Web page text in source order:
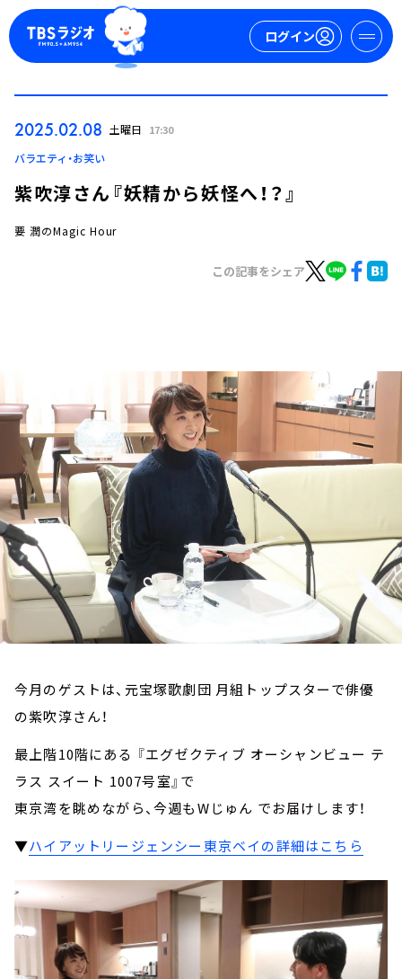
ログイン
ログイン
TBS Podcast
お知らせ
イベント・グッズ
YouTube
会社情報
2025.02.08 土曜日 17:30
バラエティ・お笑い
紫吹淳さん『妖精から妖怪へ！？』
要 潤のMagic Hour
この記事をシェア
今月のゲストは、元宝塚歌劇団 月組トップスターで俳優
の紫吹淳さん！
最上階10階にある 『エグゼクティブ オーシャンビュー テ
ラス スイート 1007号室』で
東京湾を眺めながら、今週もWじゅん でお届けします！
▼ハイアットリージェンシー東京ベイの詳細はこちら